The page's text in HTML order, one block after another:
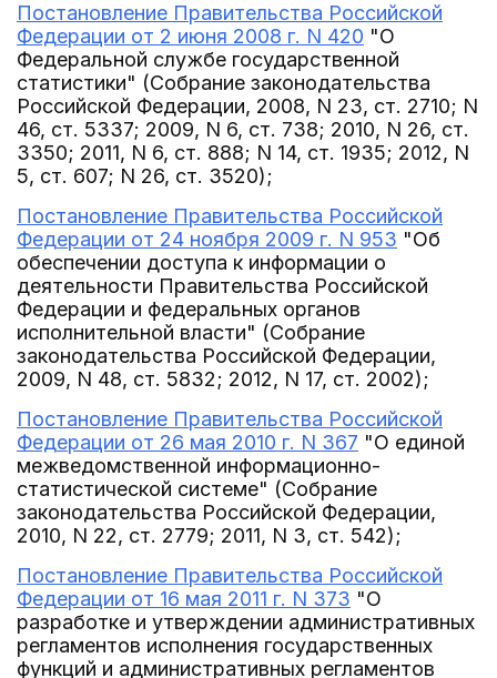
Постановление Правительства Российской
Федерации от 2 июня 2008 г. N 420 "О
Федеральной службе государственной
статистики" (Собрание законодательства
Российской Федерации, 2008, N 23, ст. 2710; N
46, ст. 5337; 2009, N 6, ст. 738; 2010, N 26, ст.
3350; 2011, N 6, ст. 888; N 14, ст. 1935; 2012, N
5, ст. 607; N 26, ст. 3520);
Постановление Правительства Российской
Федерации от 24 ноября 2009 г. N 953 "Об
обеспечении доступа к информации о
деятельности Правительства Российской
Федерации и федеральных органов
исполнительной власти" (Собрание
законодательства Российской Федерации,
2009, N 48, ст. 5832; 2012, N 17, ст. 2002);
Постановление Правительства Российской
Федерации от 26 мая 2010 г. N 367 "О единой
межведомственной информационно-
статистической системе" (Собрание
законодательства Российской Федерации,
2010, N 22, ст. 2779; 2011, N 3, ст. 542);
Постановление Правительства Российской
Федерации от 16 мая 2011 г. N 373 "О
разработке и утверждении административных
регламентов исполнения государственных
функций и административных регламентов